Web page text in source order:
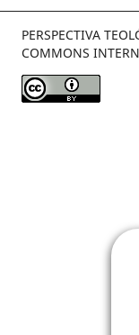
PERSPECTIVA
COMMONS